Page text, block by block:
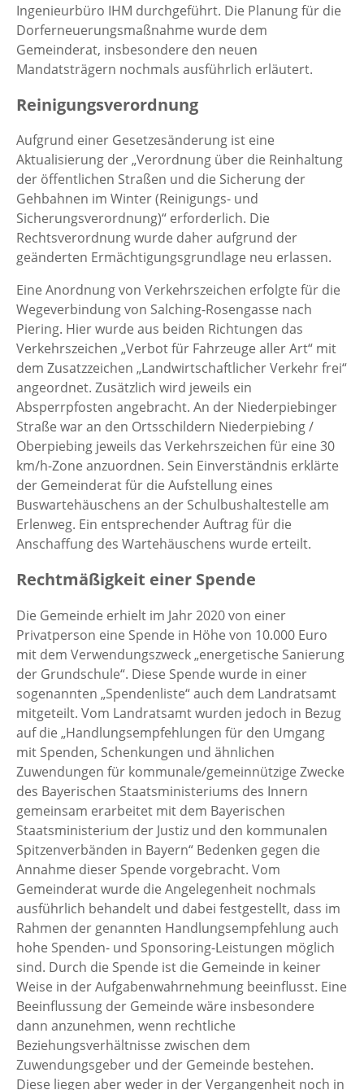
Ingenieurbüro IHM durchgeführt. Die Planung für die
Dorferneuerungsmaßnahme wurde dem
Gemeinderat, insbesondere den neuen
Mandatsträgern nochmals ausführlich erläutert.
Reinigungsverordnung
Aufgrund einer Gesetzesänderung ist eine
Aktualisierung der „Verordnung über die Reinhaltung
der öffentlichen Straßen und die Sicherung der
Gehbahnen im Winter (Reinigungs- und
Sicherungsverordnung)“ erforderlich. Die
Rechtsverordnung wurde daher aufgrund der
geänderten Ermächtigungsgrundlage neu erlassen.
Eine Anordnung von Verkehrszeichen erfolgte für die
Wegeverbindung von Salching-Rosengasse nach
Piering. Hier wurde aus beiden Richtungen das
Verkehrszeichen „Verbot für Fahrzeuge aller Art“ mit
dem Zusatzzeichen „Landwirtschaftlicher Verkehr frei“
angeordnet. Zusätzlich wird jeweils ein
Absperrpfosten angebracht. An der Niederpiebinger
Straße war an den Ortsschildern Niederpiebing /
Oberpiebing jeweils das Verkehrszeichen für eine 30
km/h-Zone anzuordnen. Sein Einverständnis erklärte
der Gemeinderat für die Aufstellung eines
Buswartehäuschens an der Schulbushaltestelle am
Erlenweg. Ein entsprechender Auftrag für die
Anschaffung des Wartehäuschens wurde erteilt.
Rechtmäßigkeit einer Spende
Die Gemeinde erhielt im Jahr 2020 von einer
Privatperson eine Spende in Höhe von 10.000 Euro
mit dem Verwendungszweck „energetische Sanierung
der Grundschule“. Diese Spende wurde in einer
sogenannten „Spendenliste“ auch dem Landratsamt
mitgeteilt. Vom Landratsamt wurden jedoch in Bezug
auf die „Handlungsempfehlungen für den Umgang
mit Spenden, Schenkungen und ähnlichen
Zuwendungen für kommunale/gemeinnützige Zwecke
des Bayerischen Staatsministeriums des Innern
gemeinsam erarbeitet mit dem Bayerischen
Staatsministerium der Justiz und den kommunalen
Spitzenverbänden in Bayern“ Bedenken gegen die
Annahme dieser Spende vorgebracht. Vom
Gemeinderat wurde die Angelegenheit nochmals
ausführlich behandelt und dabei festgestellt, dass im
Rahmen der genannten Handlungsempfehlung auch
hohe Spenden- und Sponsoring-Leistungen möglich
sind. Durch die Spende ist die Gemeinde in keiner
Weise in der Aufgabenwahrnehmung beeinflusst. Eine
Beeinflussung der Gemeinde wäre insbesondere
dann anzunehmen, wenn rechtliche
Beziehungsverhältnisse zwischen dem
Zuwendungsgeber und der Gemeinde bestehen.
Diese liegen aber weder in der Vergangenheit noch in